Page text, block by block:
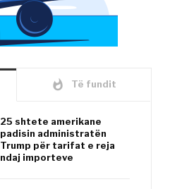
whatshot Të fundit
25 shtete amerikane
padisin administratën
Trump për tarifat e reja
ndaj importeve